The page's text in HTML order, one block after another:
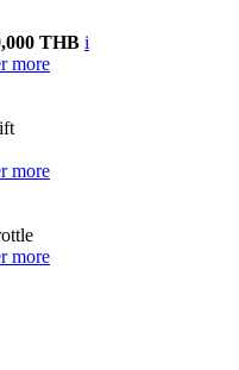
THB i
more
more
more